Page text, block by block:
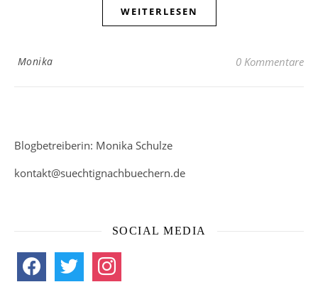
WEITERLESEN
Monika 0 Kommentare
Blogbetreiberin: Monika Schulze
kontakt@suechtignachbuechern.de
SOCIAL MEDIA
facebook twitter instagram